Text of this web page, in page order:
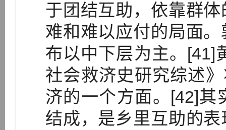
于团结互助，依靠群
难和难以应付的局面
布以中下层为主。[41]
社会救济史研究综述
济的一个方面。[42]其
结成，是乡里互助的